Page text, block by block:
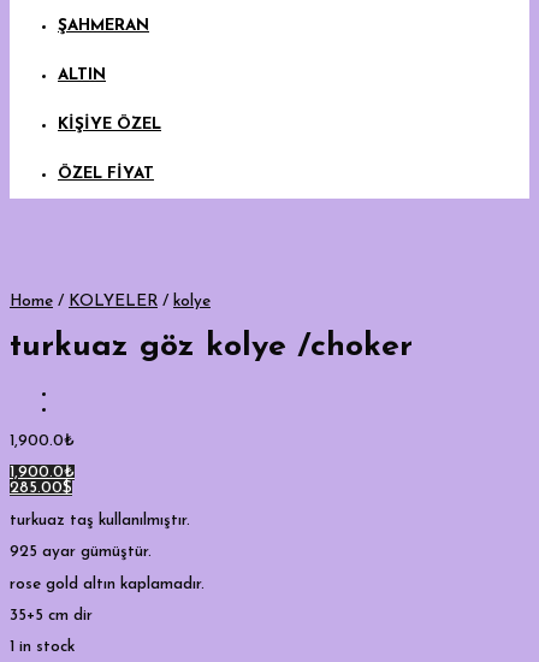
ŞAHMERAN
ALTIN
KİŞİYE ÖZEL
ÖZEL FİYAT
Home / KOLYELER / kolye
turkuaz göz kolye /choker
1,900.0₺
1,900.0₺
285.00$
turkuaz taş kullanılmıştır.
925 ayar gümüştür.
rose gold altın kaplamadır.
35+5 cm dir
1 in stock